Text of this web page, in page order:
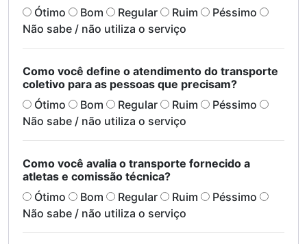
Ótimo
Bom Regular Ruim
Péssimo
Não sabe / não utiliza o serviço
Como você define o atendimento do transporte
coletivo para as pessoas que precisam?
Ótimo
Bom Regular Ruim
Péssimo
Não sabe / não utiliza o serviço
Como você avalia o transporte fornecido a
atletas e comissão técnica?
Ótimo
Bom Regular Ruim
Péssimo
Não sabe / não utiliza o serviço